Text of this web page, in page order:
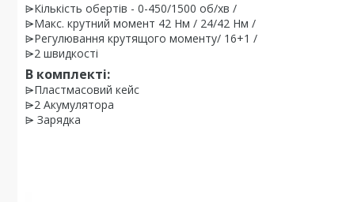
⩥Кількість обертів - 0-450/1500 об/хв /
⩥Макс. крутний момент 42 Нм / 24/42 Нм /
⩥Регулювання крутящого моменту/ 16+1 /
⩥2 швидкості
В комплекті:
⩥Пластмасовий кейс
⩥2 Акумулятора
⩥ Зарядка